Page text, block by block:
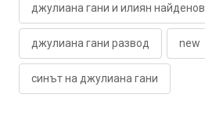
джулиана гани и илиян найденов
джулиана гани развод new
синът на джулиана гани